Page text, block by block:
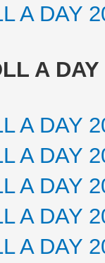
A DAY
A DAY
A DAY
A DAY
A DAY
A DAY
A DAY